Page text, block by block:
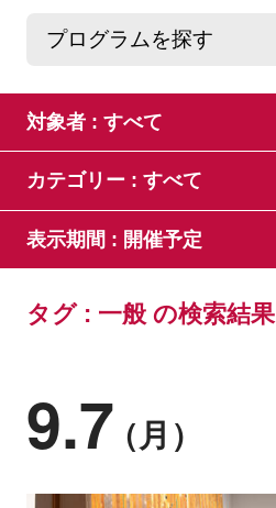
対象者 : すべて
カテゴリー : すべて
表示期間 : 開催予定
タグ : 一般 の検索結果
9.7（月）